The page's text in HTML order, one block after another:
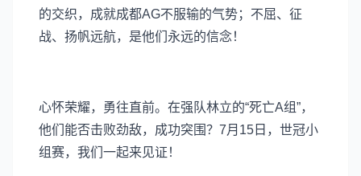
的交织，成就成都AG不服输的气势；不屈、征
战、扬帆远航，是他们永远的信念！
心怀荣耀，勇往直前。在强队林立的“死亡A组”，
他们能否击败劲敌，成功突围？7月15日，世冠小
组赛，我们一起来见证！